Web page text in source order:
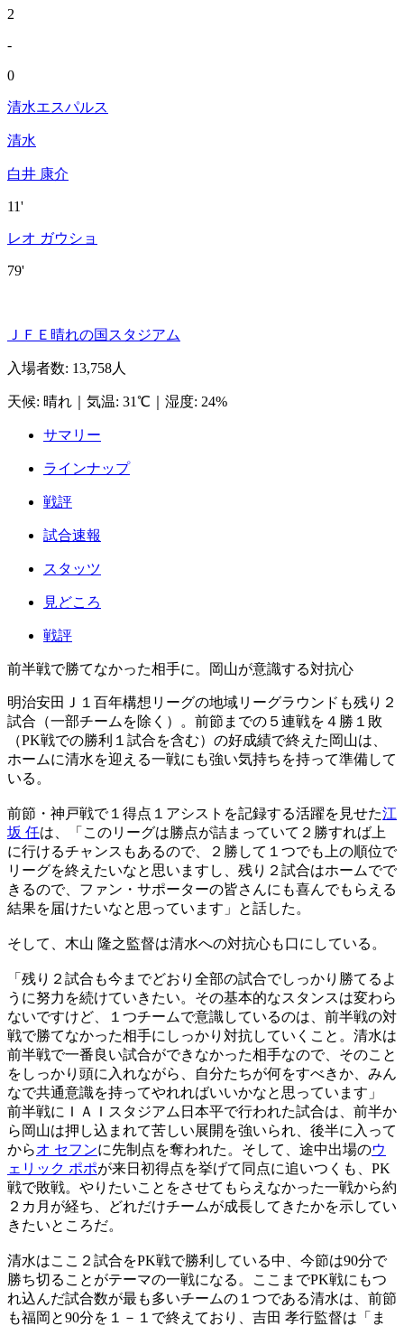
2
-
0
清水エスパルス
清水
白井 康介
11'
レオ ガウショ
79'
ＪＦＥ晴れの国スタジアム
入場者数: 13,758人
天候: 晴れ 気温: 31℃ 湿度: 24%
サマリー
ラインナップ
戦評
試合速報
スタッツ
見どころ
戦評
前半戦で勝てなかった相手に。岡山が意識する対抗心
明治安田Ｊ１百年構想リーグの地域リーグラウンドも残り２
試合（一部チームを除く）。前節までの５連戦を４勝１敗
（PK戦での勝利１試合を含む）の好成績で終えた岡山は、
ホームに清水を迎える一戦にも強い気持ちを持って準備して
いる。
前節・神戸戦で１得点１アシストを記録する活躍を見せた江
坂 任は、「このリーグは勝点が詰まっていて２勝すれば上
に行けるチャンスもあるので、２勝して１つでも上の順位で
リーグを終えたいなと思いますし、残り２試合はホームでで
きるので、ファン・サポーターの皆さんにも喜んでもらえる
結果を届けたいなと思っています」と話した。
そして、木山 隆之監督は清水への対抗心も口にしている。
「残り２試合も今までどおり全部の試合でしっかり勝てるよ
うに努力を続けていきたい。その基本的なスタンスは変わら
ないですけど、１つチームで意識しているのは、前半戦の対
戦で勝てなかった相手にしっかり対抗していくこと。清水は
前半戦で一番良い試合ができなかった相手なので、そのこと
をしっかり頭に入れながら、自分たちが何をすべきか、みん
なで共通意識を持ってやれればいいかなと思っています」
前半戦にＩＡＩスタジアム日本平で行われた試合は、前半か
ら岡山は押し込まれて苦しい展開を強いられ、後半に入って
からオ セフンに先制点を奪われた。そして、途中出場のウ
ェリック ポポが来日初得点を挙げて同点に追いつくも、PK
戦で敗戦。やりたいことをさせてもらえなかった一戦から約
２カ月が経ち、どれだけチームが成長してきたかを示してい
きたいところだ。
清水はここ２試合をPK戦で勝利している中、今節は90分で
勝ち切ることがテーマの一戦になる。ここまでPK戦にもつ
れ込んだ試合数が最も多いチームの１つである清水は、前節
も福岡と90分を１－１で終えており、吉田 孝行監督は「ま